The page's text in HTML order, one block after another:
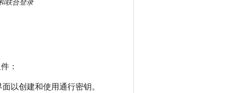
联合登录
：
以创建和使用通行密钥。